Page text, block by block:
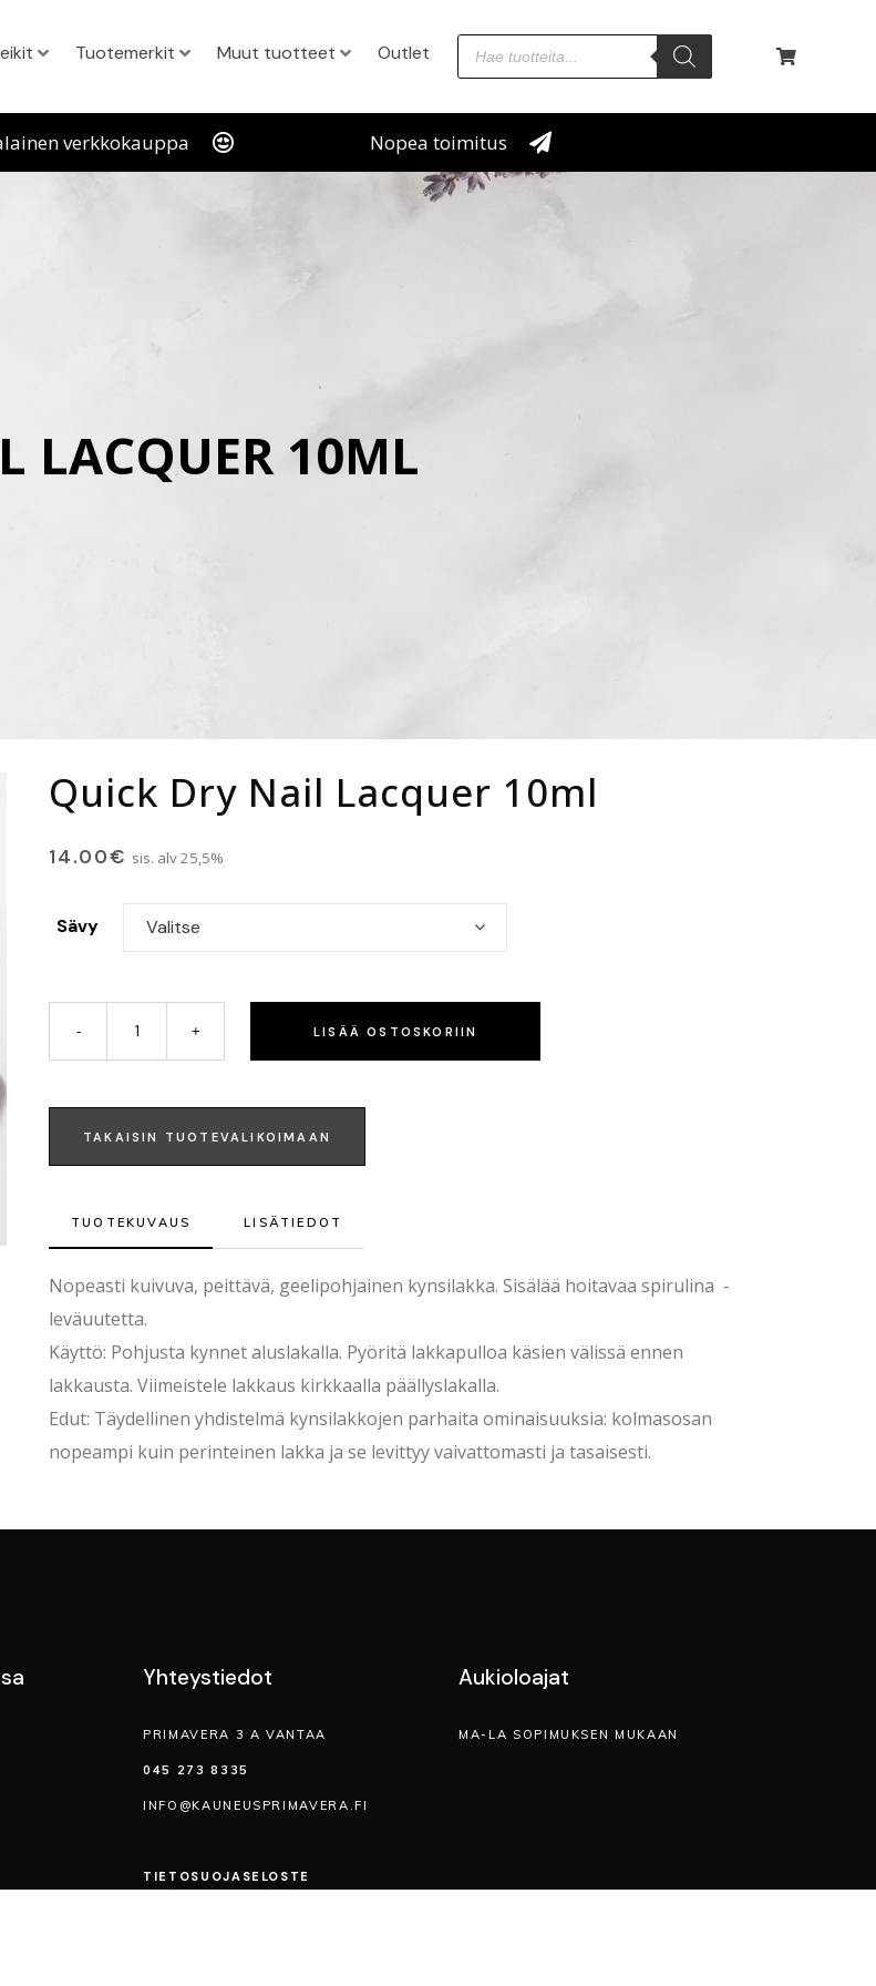
Tuotemerkit Muut tuotteet Outlet
verkkokauppa Nopea toimitus
LACQUER 10ML
Quick Dry Nail Lacquer 10ml
14.00€ sis. alv 25,5%
Sävy Valitse
LISÄÄ OSTOSKORIIN
TAKAISIN TUOTEVALIKOIMAAN
TUOTEKUVAUS LISÄTIEDOT
Nopeasti kuivuva, peittävä, geelipohjainen kynsilakka. Sisälää hoitavaa spirulina -
leväuutetta.
Käyttö: Pohjusta kynnet aluslakalla. Pyöritä lakkapulloa käsien välissä ennen
lakkausta. Viimeistele lakkaus kirkkaalla päällyslakalla.
Edut: Täydellinen yhdistelmä kynsilakkojen parhaita ominaisuuksia: kolmasosan
nopeampi kuin perinteinen lakka ja se levittyy vaivattomasti ja tasaisesti.
Yhteystiedot
PRIMAVERA 3 A VANTAA
045 273 8335
INFO@KAUNEUSPRIMAVERA.FI
TIETOSUOJA­SELOSTE
Aukioloajat
MA-LA SOPIMUKSEN MUKAAN